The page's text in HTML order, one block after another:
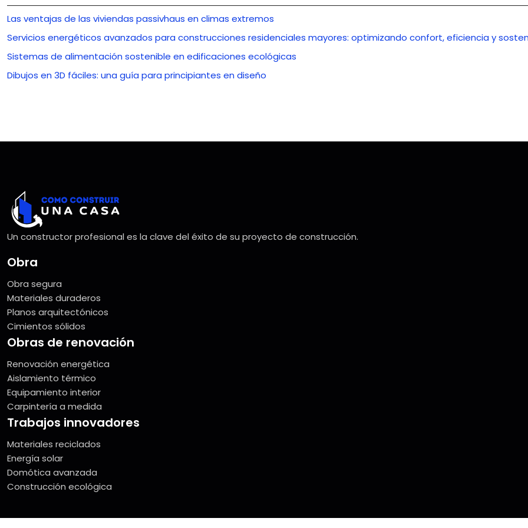
Las ventajas de las viviendas passivhaus en climas extremos
Servicios energéticos avanzados para construcciones residenciales mayores: optimizando confort, eficiencia y
Sistemas de alimentación sostenible en edificaciones ecológicas
Dibujos en 3D fáciles: una guía para principiantes en diseño
Un constructor profesional es la clave del éxito de su proyecto de construcción.
Obra
Obra segura
Materiales duraderos
Planos arquitectónicos
Cimientos sólidos
Obras de renovación
Renovación energética
Aislamiento térmico
Equipamiento interior
Carpintería a medida
Trabajos innovadores
Materiales reciclados
Energía solar
Domótica avanzada
Construcción ecológica